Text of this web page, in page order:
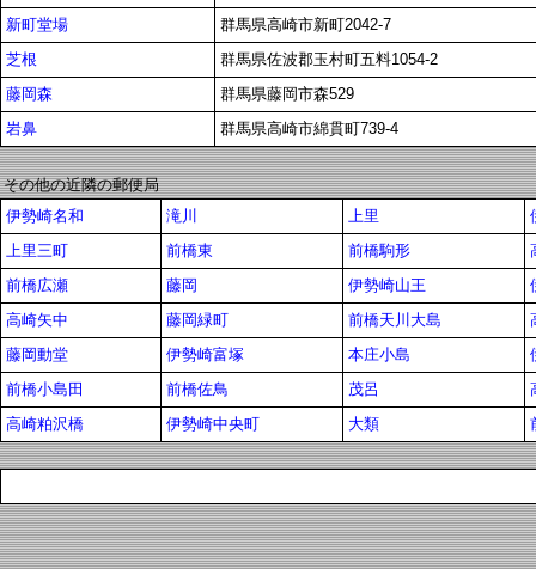
新町堂場
群馬県高崎市新町2042-7
芝根
群馬県佐波郡玉村町五料1054-2
藤岡森
群馬県藤岡市森529
岩鼻
群馬県高崎市綿貫町739-4
その他の近隣の郵便局
伊勢崎名和
滝川 上里
上里三町
前橋東 前橋駒形
前橋広瀬
藤岡 伊勢崎山王
高崎矢中
藤岡緑町 前橋天川大島
藤岡動堂
伊勢崎富塚 本庄小島
前橋小島田
前橋佐鳥 茂呂
高崎粕沢橋
伊勢崎中央町 大類